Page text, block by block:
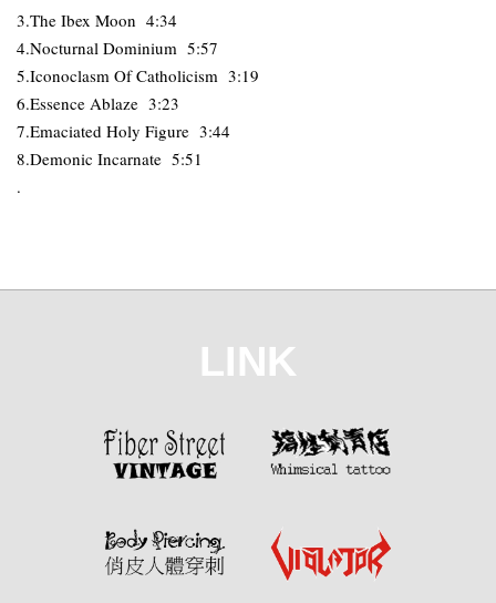
3.The Ibex Moon 4:34
4.Nocturnal Dominium 5:57
5.Iconoclasm Of Catholicism 3:19
6.Essence Ablaze 3:23
7.Emaciated Holy Figure 3:44
8.Demonic Incarnate 5:51
.
LINK